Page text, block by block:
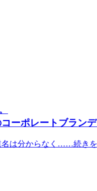
ーポレートブラン
名は分からなく……続き